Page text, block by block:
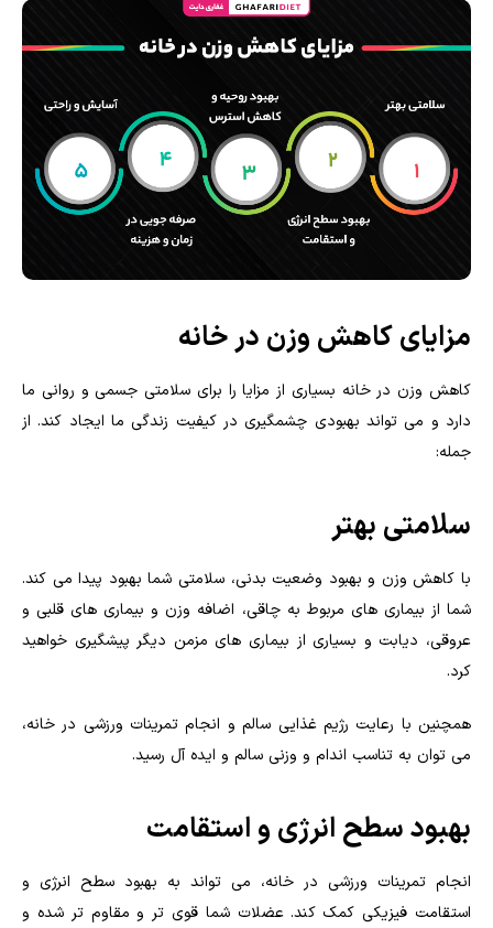
مزایای کاهش وزن در خانه
کاهش وزن در خانه بسیاری از مزایا را برای سلامتی جسمی و روانی ما
دارد و می تواند بهبودی چشمگیری در کیفیت زندگی ما ایجاد کند. از
جمله:
سلامتی بهتر
با کاهش وزن و بهبود وضعیت بدنی، سلامتی شما بهبود پیدا می کند.
شما از بیماری های مربوط به چاقی، اضافه وزن و بیماری های قلبی و
عروقی، دیابت و بسیاری از بیماری های مزمن دیگر پیشگیری خواهید
کرد.
همچنین با رعایت رژیم غذایی سالم و انجام تمرینات ورزشی در خانه،
می توان به تناسب اندام و وزنی سالم و ایده آل رسید.
بهبود سطح انرژی و استقامت
انجام تمرینات ورزشی در خانه، می تواند به بهبود سطح انرژی و
استقامت فیزیکی کمک کند. عضلات شما قوی تر و مقاوم تر شده و